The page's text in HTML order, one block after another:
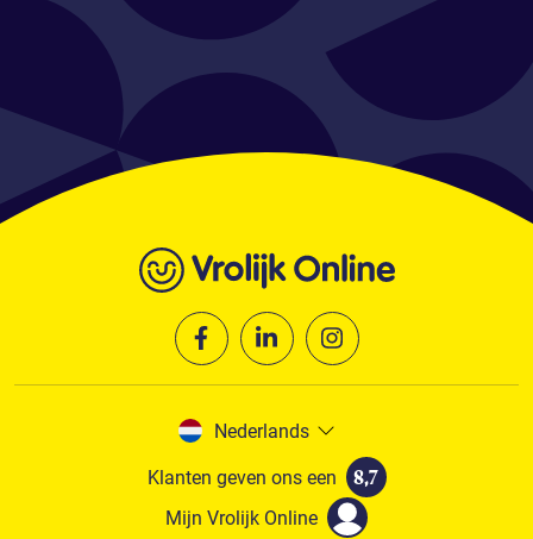
Nederlands
Klanten geven ons een
8,7
Mijn Vrolijk Online